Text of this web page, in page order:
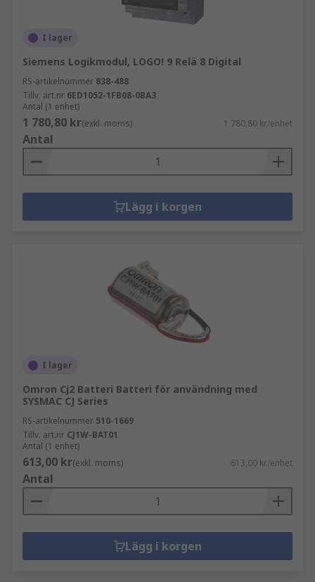
I lager
Siemens Logikmodul, LOGO! 9 Relä 8 Digital
RS-artikelnummer 838-488
Tillv. art.nr 6ED1052-1FB08-0BA3
Antal (1 enhet)
1 780,80 kr(exkl. moms) 1 780,80 kr/enhet
Antal
Lägg i korgen
I lager
Omron Cj2 Batteri Batteri för användning med
SYSMAC CJ Series
RS-artikelnummer 510-1669
Tillv. art.nr CJ1W-BAT01
Antal (1 enhet)
613,00 kr(exkl. moms) 613,00 kr/enhet
Antal
Lägg i korgen